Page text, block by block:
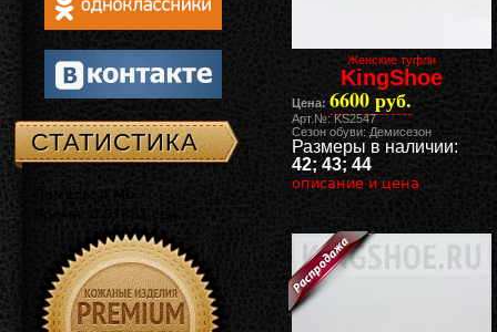
Женские туфли
KingShoe
Цена: 6600 руб.
Арт.№: KS2547
Сезон обуви: Демисезон
Размеры в наличии:
42; 43; 44
описание и цена
СТАТИСТИКА
Память: 4 Mb
Время: 0.07881 сек.